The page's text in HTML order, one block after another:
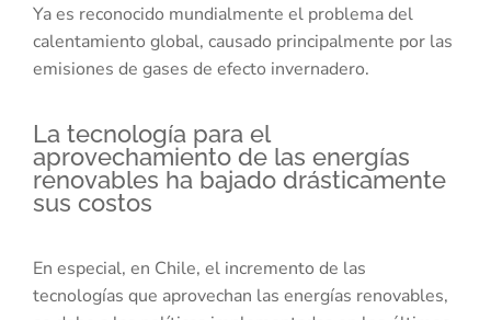
Ya es reconocido mundialmente el problema del
calentamiento global, causado principalmente por las
emisiones de gases de efecto invernadero.
La tecnología para el
aprovechamiento de las energías
renovables ha bajado drásticamente
sus costos
En especial, en Chile, el incremento de las
tecnologías que aprovechan las energías renovables,